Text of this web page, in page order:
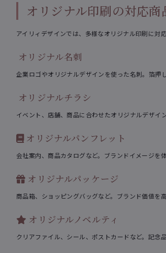
オリジナル印刷の対応商
アイリィデザインでは、多様なオリジナル印刷に対応
オリジナル名刺
企業ロゴやオリジナルデザインを使った名刺。箔押
オリジナルチラシ
イベント、店舗、商品に合わせたオリジナルデザイ
オリジナルパンフレット
会社案内、商品カタログなど。ブランドイメージを
オリジナルパッケージ
商品箱、ショッピングバッグなど。ブランド価値を
オリジナルノベルティ
クリアファイル、シール、ポストカードなど。記念